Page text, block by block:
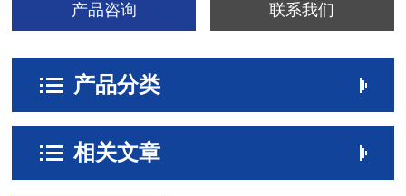
产品咨询 联系我们
产品分类
相关文章